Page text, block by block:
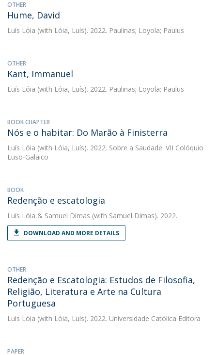
OTHER
Hume, David
Luís Lóia (with Lóia, Luís). 2022. Paulinas; Loyola; Paulus
OTHER
Kant, Immanuel
Luís Lóia (with Lóia, Luís). 2022. Paulinas; Loyola; Paulus
BOOK CHAPTER
Nós e o habitar: Do Marão à Finisterra
Luís Lóia (with Lóia, Luís). 2022. Sobre a Saudade: VII Colóquio
Luso-Galaico
BOOK
Redenção e escatologia
Luís Lóia & Samuel Dimas (with Samuel Dimas). 2022.
DOWNLOAD AND MORE DETAILS
OTHER
Redenção e Escatologia: Estudos de Filosofia,
Religião, Literatura e Arte na Cultura
Portuguesa
Luís Lóia (with Lóia, Luís). 2022. Universidade Católica Editora
PAPER